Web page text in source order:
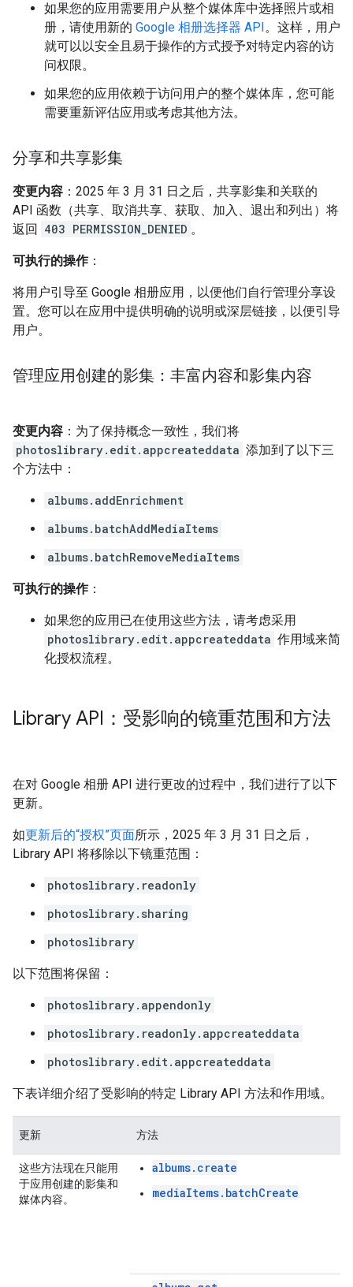
如果您的应用需要用户从整个媒体库中选择照片或相
册，请使用新的 Google 相册选择器 API。这样，用户
就可以以安全且易于操作的方式授予对特定内容的访
问权限。
如果您的应用依赖于访问用户的整个媒体库，您可能
需要重新评估应用或考虑其他方法。
分享和共享影集
变更内容 ：2025 年 3 月 31 日之后，共享影集和关联的
API 函数（共享、取消共享、获取、加入、退出和列出）将
返回 403 PERMISSION_DENIED 。
可执行的操作：
将用户引导至 Google 相册应用，以便他们自行管理分享设
置。您可以在应用中提供明确的说明或深层链接，以便引导
用户。
管理应用创建的影集：丰富内容和影集内容
变更内容 ：为了保持概念一致性，我们将
photoslibrary.edit.appcreateddata 添加到了以下三
个方法中：
albums.addEnrichment
albums.batchAddMediaItems
albums.batchRemoveMediaItems
可执行的操作：
如果您的应用已在使用这些方法，请考虑采用
photoslibrary.edit.appcreateddata 作用域来简
化授权流程。
Library API：受影响的镜重范围和方法
在对 Google 相册 API 进行更改的过程中，我们进行了以下
更新。
如更新后的“授权”页面所示，2025 年 3 月 31 日之后，
Library API 将移除以下镜重范围：
photoslibrary.readonly
photoslibrary.sharing
photoslibrary
以下范围将保留：
photoslibrary.appendonly
photoslibrary.readonly.appcreateddata
photoslibrary.edit.appcreateddata
下表详细介绍了受影响的特定 Library API 方法和作用域。
更新 方法
这些方法现在只能用
于应用创建的影集和
媒体内容。
albums.create
mediaItems.batchCreate